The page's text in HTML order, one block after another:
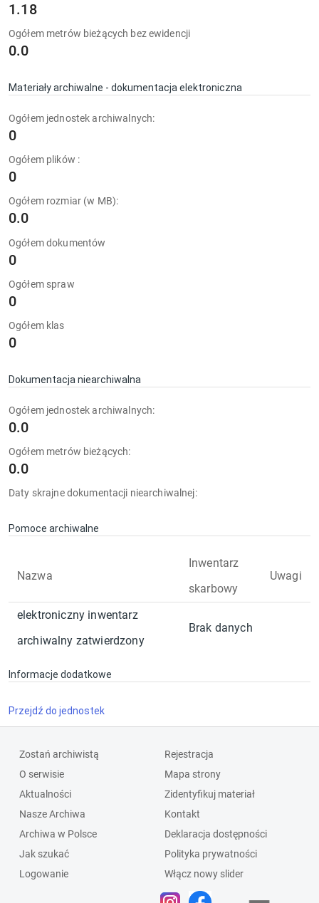
1.18
Ogółem metrów bieżących bez ewidencji
0.0
Materiały archiwalne - dokumentacja elektroniczna
Ogółem jednostek archiwalnych:
0
Ogółem plików :
0
Ogółem rozmiar (w MB):
0.0
Ogółem dokumentów
0
Ogółem spraw
0
Ogółem klas
0
Dokumentacja niearchiwalna
Ogółem jednostek archiwalnych:
0.0
Ogółem metrów bieżących:
0.0
Daty skrajne dokumentacji niearchiwalnej:
Pomoce archiwalne
Nazwa
Inwentarz
skarbowy
Uwagi
elektroniczny inwentarz
archiwalny zatwierdzony
Brak danych
Informacje dodatkowe
Przejdź do jednostek
Zostań archiwistą
O serwisie
Aktualności
Nasze Archiwa
Archiwa w Polsce
Jak szukać
Logowanie
Rejestracja
Mapa strony
Zidentyfikuj materiał
Kontakt
Deklaracja dostępności
Polityka prywatności
Włącz nowy slider